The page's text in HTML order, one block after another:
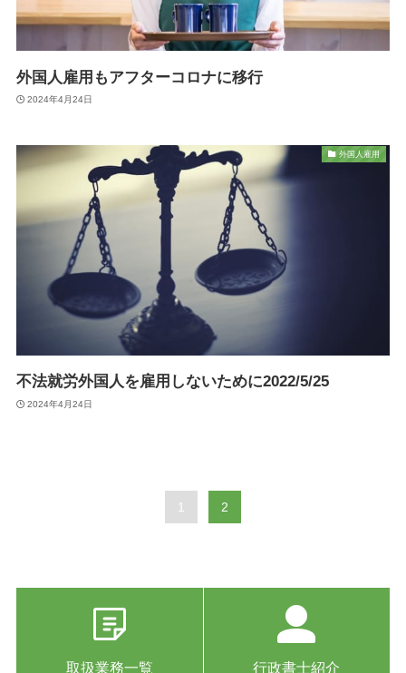
外国人雇用もアフターコロナに移行
2024年4月24日
外国人雇用
不法就労外国人を雇用しないために2022/5/25
2024年4月24日
1 2
取扱業務一覧 行政書士紹介